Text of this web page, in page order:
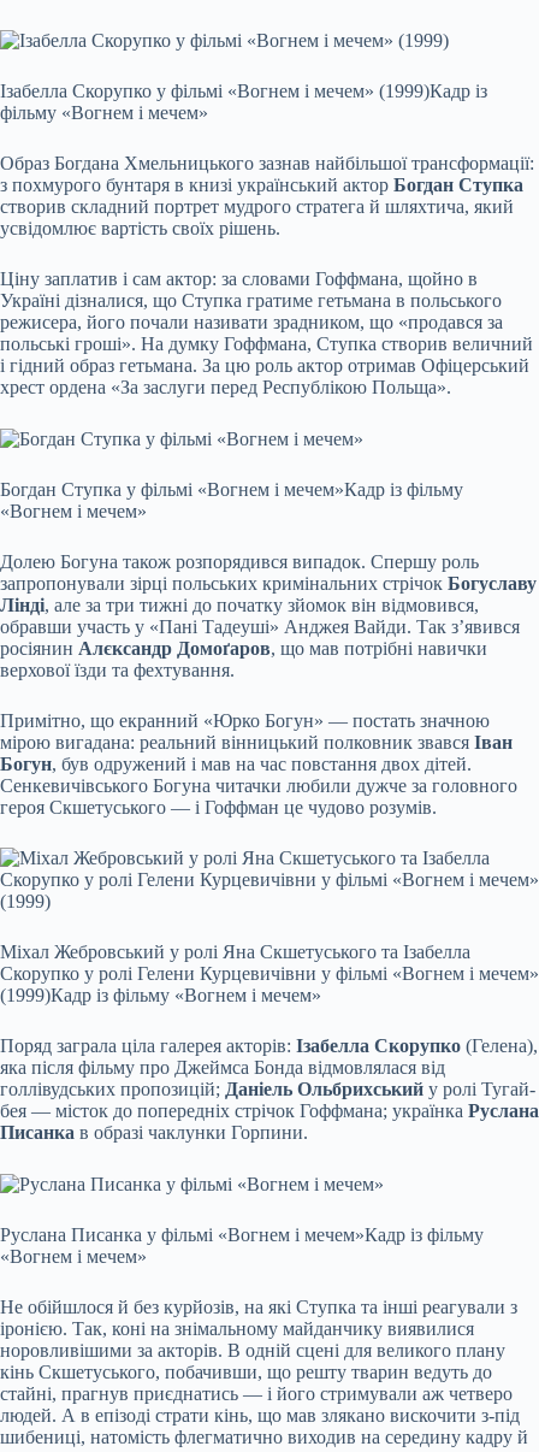
Ізабелла Скорупко у фільмі «Вогнем і мечем» (1999)Кадр із
фільму «Вогнем і мечем»
Образ Богдана Хмельницького зазнав найбільшої трансформації:
з похмурого бунтаря в книзі український актор Богдан Ступка
створив складний портрет мудрого стратега й шляхтича, який
усвідомлює вартість своїх рішень.
Ціну заплатив і сам актор: за словами Гоффмана, щойно в
Україні дізналися, що Ступка гратиме гетьмана в польського
режисера, його почали називати зрадником, що «продався за
польські гроші». На думку Гоффмана, Ступка створив величний
і гідний образ гетьмана. За цю роль актор отримав Офіцерський
хрест ордена «За заслуги перед Республікою Польща».
Богдан Ступка у фільмі «Вогнем і мечем»Кадр із фільму
«Вогнем і мечем»
Долею Богуна також розпорядився випадок. Спершу роль
запропонували зірці польських кримінальних стрічок Богуславу
Лінді, але за три тижні до початку зйомок він відмовився,
обравши участь у «Пані Тадеуші» Анджея Вайди. Так з’явився
росіянин Алєксандр Домоґаров, що мав потрібні навички
верхової їзди та фехтування.
Примітно, що екранний «Юрко Богун» — постать значною
мірою вигадана: реальний вінницький полковник звався Іван
Богун, був одружений і мав на час повстання двох дітей.
Сенкевичівського Богуна читачки любили дужче за головного
героя Скшетуського — і Гоффман це чудово розумів.
Міхал Жебровський у ролі Яна Скшетуського та Ізабелла
Скорупко у ролі Гелени Курцевичівни у фільмі «Вогнем і мечем»
(1999)Кадр із фільму «Вогнем і мечем»
Поряд заграла ціла галерея акторів: Ізабелла Скорупко (Гелена),
яка після фільму про Джеймса Бонда відмовлялася від
голлівудських пропозицій; Даніель Ольбрихський у ролі Тугай-
бея — місток до попередніх стрічок Гоффмана; українка Руслана
Писанка в образі чаклунки Горпини.
Руслана Писанка у фільмі «Вогнем і мечем»Кадр із фільму
«Вогнем і мечем»
Не обійшлося й без курйозів, на які Ступка та інші реагували з
іронією. Так, коні на знімальному майданчику виявилися
норовливішими за акторів. В одній сцені для великого плану
кінь Скшетуського, побачивши, що решту тварин ведуть до
стайні, прагнув приєднатись — і його стримували аж четверо
людей. А в епізоді страти кінь, що мав злякано вискочити з-під
шибениці, натомість флегматично виходив на середину кадру й